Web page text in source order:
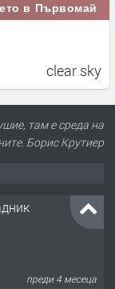
в Първомай
clear sky
там е среда на
Борис Крутиер
преди 4 месеца